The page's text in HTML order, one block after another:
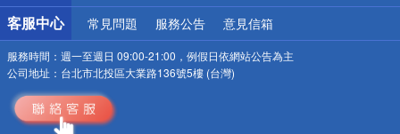
客服中心 常見問題 服務公告 意見信箱
服務時間： 週一至週日 09:00-21:00，例假日依網站公告為主
公司地址： 台北市北投區大業路136號5樓 (台灣)